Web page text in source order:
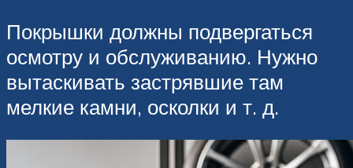
Покрышки должны подвергаться
осмотру и обслуживанию. Нужно
вытаскивать застрявшие там
мелкие камни, осколки и т. д.